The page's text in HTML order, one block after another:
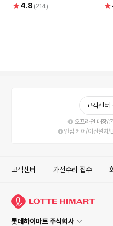
별 4.8 (214)
별
고객센터
오프라인 매장/
안심 케어/이전설치
고객센터 가전수리 접수
롯데하이마트 주식회사